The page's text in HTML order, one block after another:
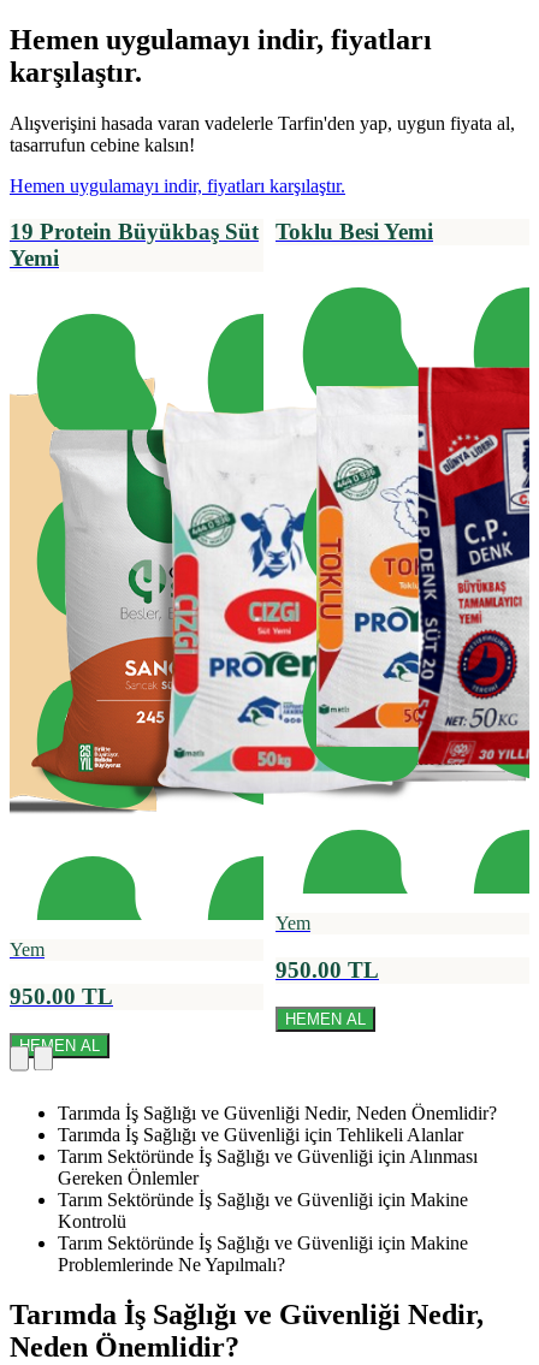
Hemen uygulamayı indir, fiyatları
karşılaştır.
Alışverişini hasada varan vadelerle Tarfin'den yap, uygun fiyata al,
tasarrufun cebine kalsın!
Hemen uygulamayı indir, fiyatları karşılaştır.
19 Protein Büyükbaş Süt
Yemi
Yem
950.00 TL
HEMEN AL
Toklu Besi Yemi
Yem
950.00 TL
HEMEN AL
Tarımda İş Sağlığı ve Güvenliği Nedir, Neden Önemlidir?
Tarımda İş Sağlığı ve Güvenliği için Tehlikeli Alanlar
Tarım Sektöründe İş Sağlığı ve Güvenliği için Alınması
Gereken Önlemler
Tarım Sektöründe İş Sağlığı ve Güvenliği için Makine
Kontrolü
Tarım Sektöründe İş Sağlığı ve Güvenliği için Makine
Problemlerinde Ne Yapılmalı?
Tarımda İş Sağlığı ve Güvenliği Nedir,
Neden Önemlidir?